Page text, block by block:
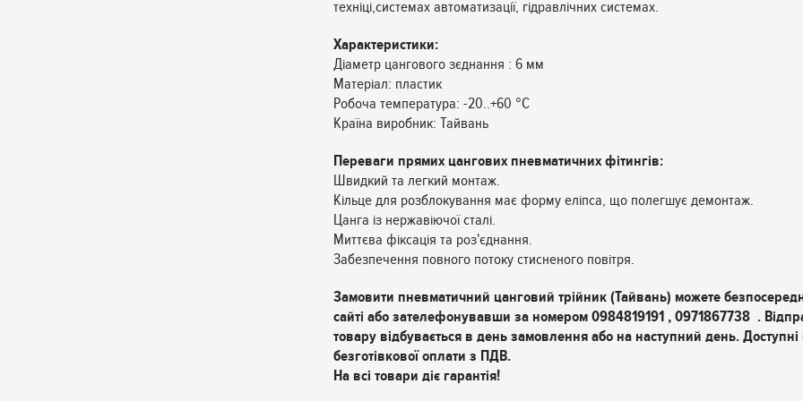
техніці,системах автоматизації, гідравлічних системах.
Характеристики:
Діаметр цангового зєднання : 6 мм
Матеріал: пластик
Робоча температура: -20..+60 °С
Країна виробник: Тайвань
Переваги прямих цангових пневматичних фітингів:
Швидкий та легкий монтаж.
Кільце для розблокування має форму еліпса, що полегшує демонтаж.
Цанга із нержавіючої сталі.
Миттєва фіксація та роз'єднання.
Забезпечення повного потоку стисненого повітря.
Замовити пневматичний цанговий трійник (Тайвань) можете
сайті або зателефонувавши за номером 0984819191 , 0971867738 .
товару відбувається в день замовлення або на наступний день. Доступні
безготівкової оплати з ПДВ.
На всі товари діє гарантія!